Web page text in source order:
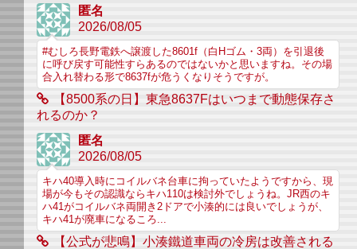
匿名
2026/08/05
#むしろ長野電鉄へ譲渡した8601f（白Hゴム・3両）を引退後
に呼び戻す可能性すらあるのではないかと思いますね。その場
合入れ替わる形で8637fが危うくなりそうですが。
【8500系の日】東急8637Fはいつまで動態保存さ
れるのか？
匿名
2026/08/05
キハ40導入時にコイルバネ台車に拘っていたようですから、現
場が今もその認識ならキハ110は検討外でしょうね。JR西のキ
ハ41がコイルバネ両開き2ドアで小湊的には良いでしょうが、
キハ41が廃車になるころ...
【公式が悲鳴】小湊鐵道車両の冷房は改善される